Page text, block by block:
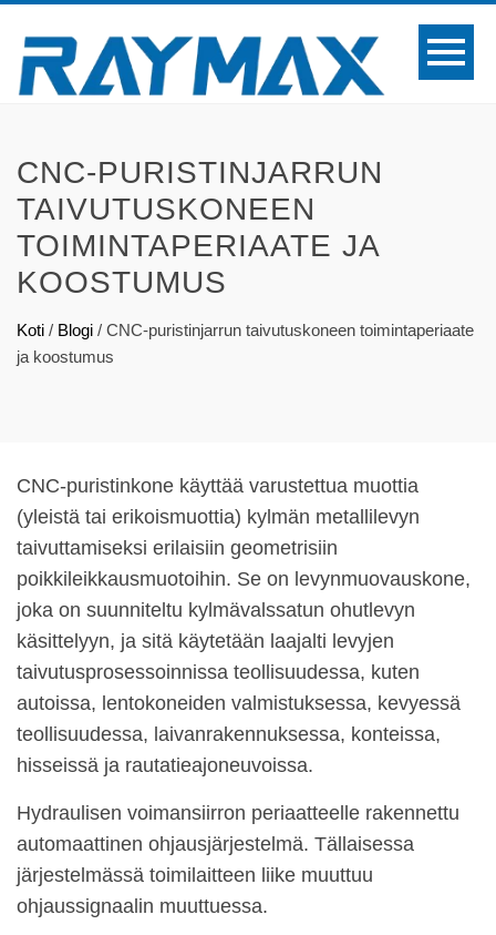
CNC-PURISTINJARRUN
TAIVUTUSKONEEN
TOIMINTAPERIAATE JA
KOOSTUMUS
Koti / Blogi / CNC-puristinjarrun taivutuskoneen toimintaperiaate
ja koostumus
CNC-puristinkone käyttää varustettua muottia
(yleistä tai erikoismuottia) kylmän metallilevyn
taivuttamiseksi erilaisiin geometrisiin
poikkileikkausmuotoihin. Se on levynmuovauskone,
joka on suunniteltu kylmävalssatun ohutlevyn
käsittelyyn, ja sitä käytetään laajalti levyjen
taivutusprosessoinnissa teollisuudessa, kuten
autoissa, lentokoneiden valmistuksessa, kevyessä
teollisuudessa, laivanrakennuksessa, konteissa,
hisseissä ja rautatieajoneuvoissa.
Hydraulisen voimansiirron periaatteelle rakennettu
automaattinen ohjausjärjestelmä. Tällaisessa
järjestelmässä toimilaitteen liike muuttuu
ohjaussignaalin muuttuessa.